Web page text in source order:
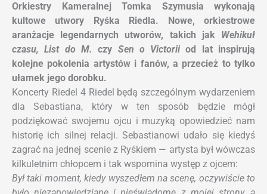
Orkiestry Kameralnej Tomka Szymusia wykonają
kultowe utwory Ryśka Riedla. Nowe, orkiestrowe
aranżacje legendarnych utworów, takich jak Wehikuł
czasu, List do M. czy Sen o Victoriiod lat inspirują
kolejne pokolenia artystów i fanów, a przecież to tylko
ułamek jego dorobku.
Koncerty Riedel 4 Riedel będą szczególnym wydarzeniem
dla Sebastiana, który w ten sposób będzie mógł
podziękować swojemu ojcu i muzyką opowiedzieć nam
historię ich silnej relacji. Sebastianowi udało się kiedyś
zagrać na jednej scenie z Ryśkiem — artysta był wówczas
kilkuletnim chłopcem i tak wspomina występ z ojcem:
Był taki moment, kiedy wyszedłem na scenę, oczywiście to